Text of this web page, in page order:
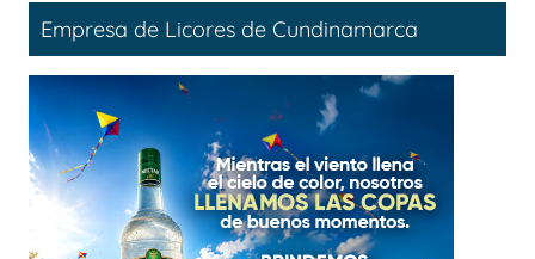
Empresa de Licores de Cundinamarca